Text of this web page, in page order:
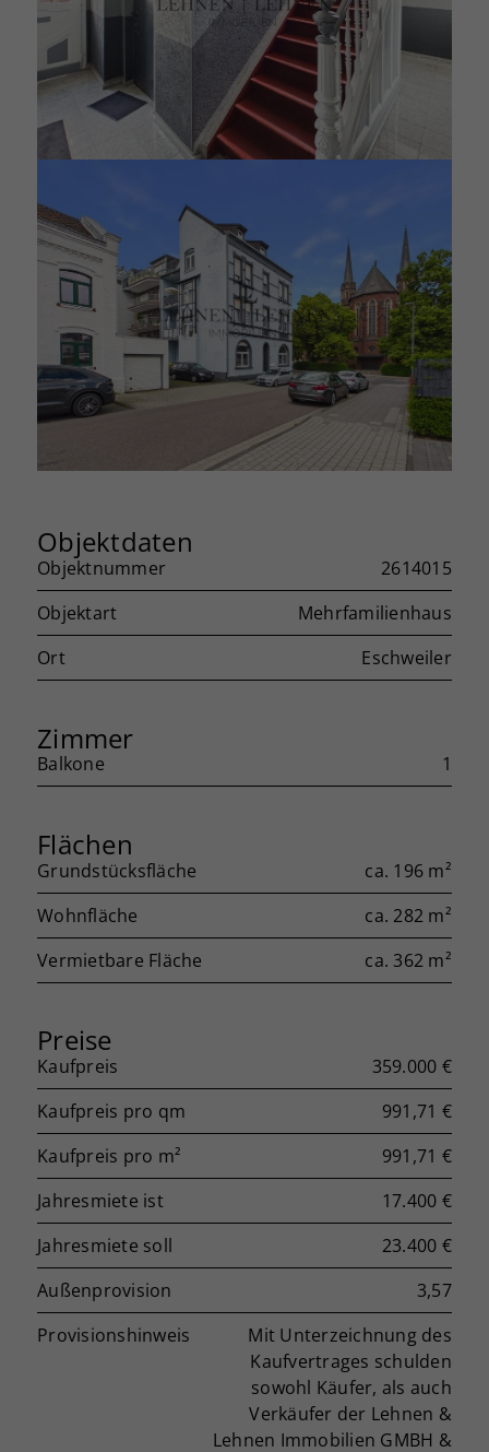
Objektdaten
Objektnummer
2614015
Objektart
Mehrfamilienhaus
Ort
Eschweiler
Zimmer
Balkone 1
Flächen
Grundstücksfläche
ca. 196 m²
Wohnfläche
ca. 282 m²
Vermietbare Fläche
ca. 362 m²
Preise
Kaufpreis
359.000 €
Kaufpreis pro qm
991,71 €
Kaufpreis pro m²
991,71 €
Jahresmiete ist
17.400 €
Jahresmiete soll
23.400 €
Außenprovision
3,57
Provisionshinweis
Mit Unterzeichnung des
Kaufvertrages schulden
sowohl Käufer, als auch
Verkäufer der Lehnen &
Lehnen Immobilien GMBH &